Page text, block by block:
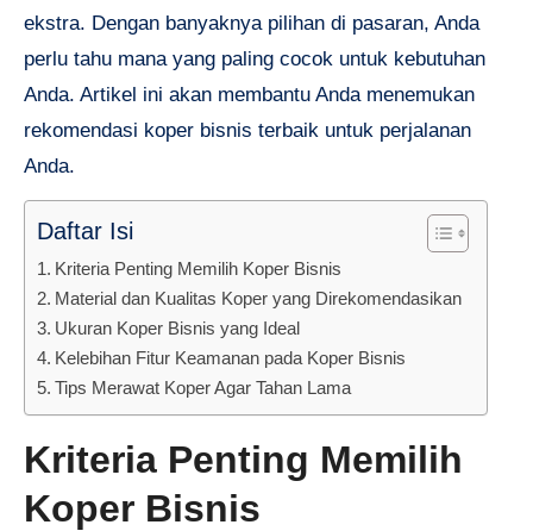
ekstra. Dengan banyaknya pilihan di pasaran, Anda
perlu tahu mana yang paling cocok untuk kebutuhan
Anda. Artikel ini akan membantu Anda menemukan
rekomendasi koper bisnis terbaik untuk perjalanan
Anda.
Daftar Isi
Kriteria Penting Memilih Koper Bisnis
Material dan Kualitas Koper yang Direkomendasikan
Ukuran Koper Bisnis yang Ideal
Kelebihan Fitur Keamanan pada Koper Bisnis
Tips Merawat Koper Agar Tahan Lama
Kriteria Penting Memilih
Koper Bisnis